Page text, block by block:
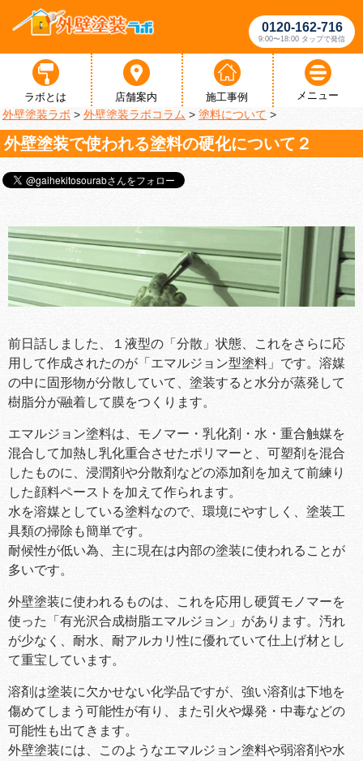
0120-162-716
9:00〜18:00 タップで発信
ラボとは 店舗案内 施工事例 メニュー
外壁塗装ラボ > 外壁塗装ラボコラム > 塗料について >
外壁塗装で使われる塗料の硬化について２
前日話しました、１液型の「分散」状態、これをさらに応
用して作成されたのが「エマルジョン型塗料」です。溶媒
の中に固形物が分散していて、塗装すると水分が蒸発して
樹脂分が融着して膜をつくります。
エマルジョン塗料は、モノマー・乳化剤・水・重合触媒を
混合して加熱し乳化重合させたポリマーと、可塑剤を混合
したものに、浸潤剤や分散剤などの添加剤を加えて前練り
した顔料ペーストを加えて作られます。
水を溶媒としている塗料なので、環境にやすしく、塗装工
具類の掃除も簡単です。
耐候性が低い為、主に現在は内部の塗装に使われることが
多いです。
外壁塗装に使われるものは、これを応用し硬質モノマーを
使った「有光沢合成樹脂エマルジョン」があります。汚れ
が少なく、耐水、耐アルカリ性に優れていて仕上げ材とし
て重宝しています。
溶剤は塗装に欠かせない化学品ですが、強い溶剤は下地を
傷めてしまう可能性が有り、また引火や爆発・中毒などの
可能性も出てきます。
外壁塗装には、このようなエマルジョン塗料や弱溶剤や水